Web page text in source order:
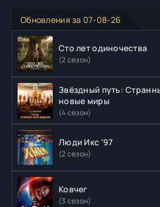
Обновления за 07-08-26
Сто лет одиночества
(2 сезон)
Звёздный путь:
новые миры
(4 сезон)
Люди Икс '97
(2 сезон)
Ковчег
(3 сезон)